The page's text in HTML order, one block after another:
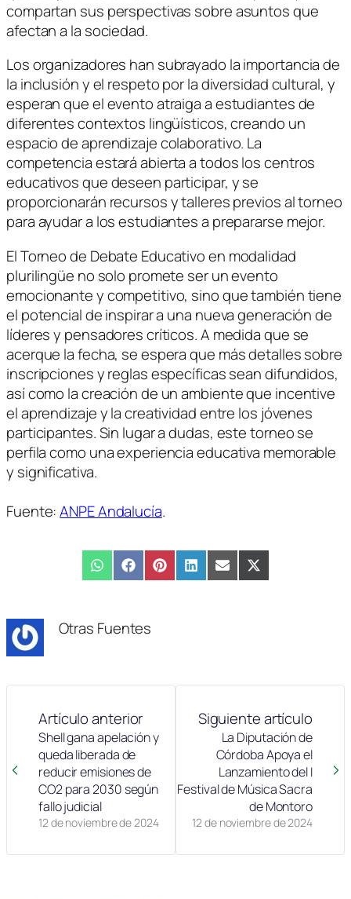
compartan sus perspectivas sobre asuntos que
afectan a la sociedad.
Los organizadores han subrayado la importancia de
la inclusión y el respeto por la diversidad cultural, y
esperan que el evento atraiga a estudiantes de
diferentes contextos lingüísticos, creando un
espacio de aprendizaje colaborativo. La
competencia estará abierta a todos los centros
educativos que deseen participar, y se
proporcionarán recursos y talleres previos al torneo
para ayudar a los estudiantes a prepararse mejor.
El Torneo de Debate Educativo en modalidad
plurilingüe no solo promete ser un evento
emocionante y competitivo, sino que también tiene
el potencial de inspirar a una nueva generación de
líderes y pensadores críticos. A medida que se
acerque la fecha, se espera que más detalles sobre
inscripciones y reglas específicas sean difundidos,
así como la creación de un ambiente que incentive
el aprendizaje y la creatividad entre los jóvenes
participantes. Sin lugar a dudas, este torneo se
perfila como una experiencia educativa memorable
y significativa.
Fuente:ANPE Andalucía.
Compartir
en
WhatsAppCompartir
en
FacebookCompartir
en
PinterestCompartir
en
LinkedInCompartir
en
EmailCompartir
en
X
(Twitter)
Otras Fuentes
Artículo anterior
12 de noviembre de 2024
Shell gana apelación y
queda liberada de
reducir emisiones de
CO2 para 2030 según
fallo judicial
Siguiente artículo
12 de noviembre de 2024
La Diputación de
Córdoba Apoya el
Lanzamiento del I
Festival de Música Sacra
de Montoro